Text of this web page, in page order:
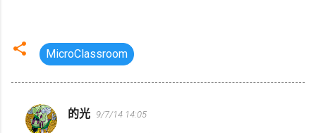
MicroClassroom
留
的光 9/7/14 14:05